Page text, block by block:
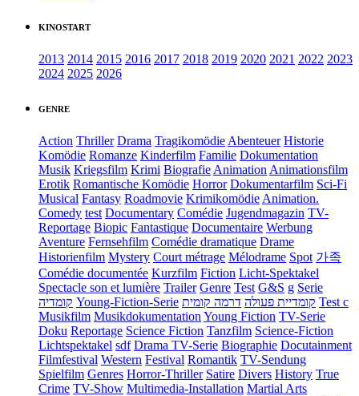
KINOSTART
2013 2014 2015 2016 2017 2018 2019 2020 2021 2022 2023
2024 2025 2026
GENRE
Action Thriller Drama Tragikomödie Abenteuer Historie
Komödie Romanze Kinderfilm Familie Dokumentation
Musik Kriegsfilm Krimi Biografie Animation Animationsfilm
Erotik Romantische Komödie Horror Dokumentarfilm Sci-Fi
Musical Fantasy Roadmovie Krimikomödie Animation.
Comedy test Documentary Comédie Jugendmagazin TV-
Reportage Biopic Fantastique Documentaire Werbung
Aventure Fernsehfilm Comédie dramatique Drame
Historienfilm Mystery Court métrage Mélodrame Spot 가족
Comédie documentée Kurzfilm Fiction Licht-Spektakel
Spectacle son et lumière Trailer Genre Test G&S g Serie
קומדיה Young-Fiction-Serie קומדיית פעולה דרמה קומית
Test c
Musikfilm Musikdokumentation Young Fiction TV-Serie
Doku Reportage Science Fiction Tanzfilm Science-Fiction
Lichtspektakel sdf Drama TV-Serie Biographie Docutainment
Filmfestival Western Festival Romantik TV-Sendung
Spielfilm Genres Horror-Thriller Satire Divers History True
Crime TV-Show Multimedia-Installation Martial Arts